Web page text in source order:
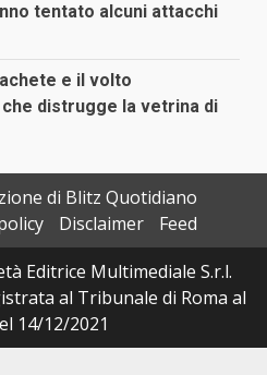
tentato alcuni attacchi
e il volto
distrugge la vetrina di
di Blitz Quotidiano
Disclaimer
Feed
Editrice Multimediale S.r.l.
al Tribunale di Roma al
14/12/2021